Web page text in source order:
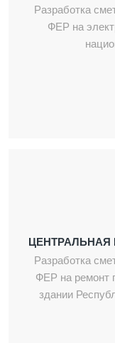
Разработка
ФЕР на
Разработка
ФЕР на ремонт
здании